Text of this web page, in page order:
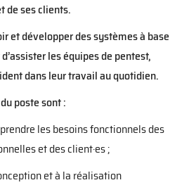
de ses clients.
et développer des systèmes à base
les équipes de pentest,
dans leur travail au quotidien.
poste sont :
les besoins fonctionnels des
et des client·es ;
et à la réalisation